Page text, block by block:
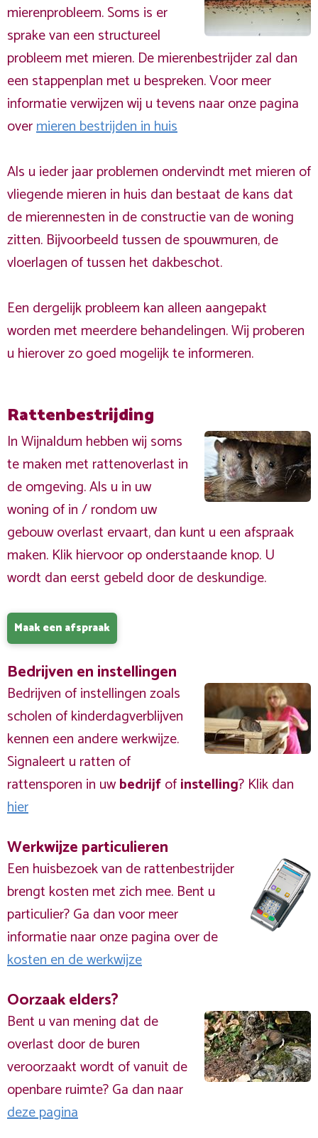
mierenprobleem. Soms is er
sprake van een structureel
probleem met mieren. De mierenbestrijder zal dan
een stappenplan met u bespreken. Voor meer
informatie verwijzen wij u tevens naar onze pagina
overmieren bestrijden in huis
Als u ieder jaar problemen ondervindt met mieren of
vliegende mieren in huis dan bestaat de kans dat
de mierennesten in de constructie van de woning
zitten. Bijvoorbeeld tussen de spouwmuren, de
vloerlagen of tussen het dakbeschot.
Een dergelijk probleem kan alleen aangepakt
worden met meerdere behandelingen. Wij proberen
u hierover zo goed mogelijk te informeren.
Rattenbestrijding
In Wijnaldum hebben wij soms
te maken met rattenoverlast in
de omgeving. Als u in uw
woning of in / rondom uw
gebouw overlast ervaart, dan kunt u een afspraak
maken. Klik hiervoor op onderstaande knop. U
wordt dan eerst gebeld door de deskundige.
Maak een afspraak
Bedrijven en instellingen
Bedrijven of instellingen zoals
scholen of kinderdagverblijven
kennen een andere werkwijze.
Signaleert u ratten of
rattensporen in uwbedrijfofinstelling? Klik dan
hier
Werkwijze particulieren
Een huisbezoek van de rattenbestrijder
brengt kosten met zich mee. Bent u
particulier? Ga dan voor meer
informatie naar onze pagina over de
kosten en de werkwijze
Oorzaak elders?
Bent u van mening dat de
overlast door de buren
veroorzaakt wordt of vanuit de
openbare ruimte? Ga dan naar
deze pagina